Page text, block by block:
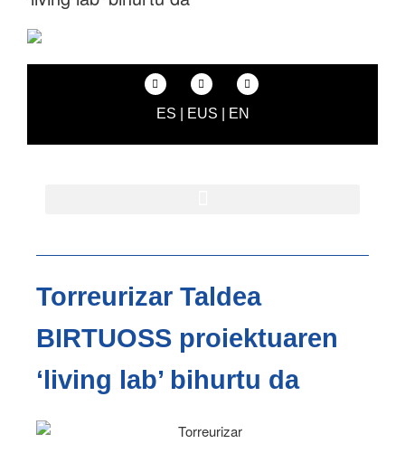
ES EUS EN
Torreurizar Taldea
BIRTUOSS proiektuaren
‘living lab’ bihurtu da